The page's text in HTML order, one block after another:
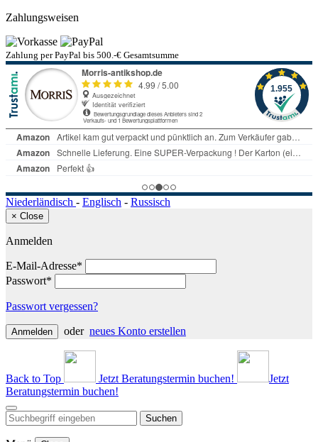
Zahlungsweisen
Zahlung per PayPal bis 500.-€ Gesamtsumme
Niederländisch - Englisch - Russisch
× Close
Anmelden
E-Mail-Adresse*
Passwort*
Passwort vergessen?
Anmelden oder neues Konto erstellen
Back to Top Jetzt Beratungstermin buchen!
Jetzt
Beratungstermin buchen!
Suchen